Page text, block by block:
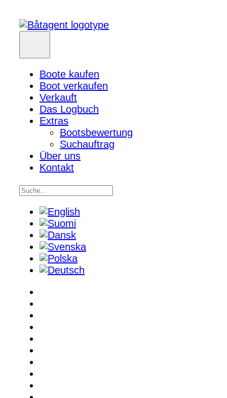
Boote kaufen
Boot verkaufen
Verkauft
Das Logbuch
Extras
Bootsbewertung
Suchauftrag
Über uns
Kontakt